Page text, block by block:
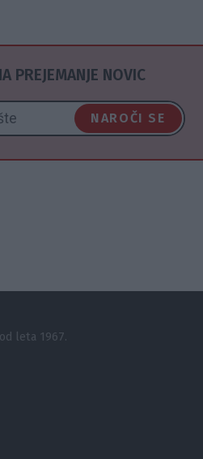
PREJEMANJE NOVIC
NAROČI SE
leta 1967.